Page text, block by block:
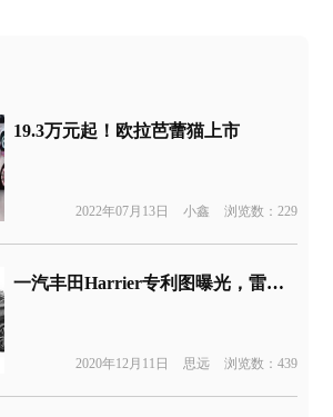
19.3万元起！欧拉芭蕾猫上市
2022年07月13日 小鑫 浏览数：229
一汽丰田Harrier专利图曝光，雷克萨斯既视感
2020年12月11日 思远 浏览数：439